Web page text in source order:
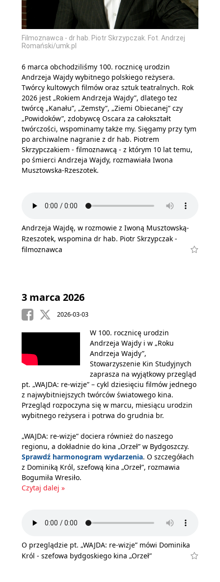
Filmoznawca - dr hab. Piotr Skrzypczak. Fot. Andrzej
Romański/umk.pl
6 marca obchodziliśmy 100. rocznicę urodzin
Andrzeja Wajdy wybitnego polskiego reżysera.
Twórcy kultowych filmów oraz sztuk teatralnych. Rok
2026 jest „Rokiem Andrzeja Wajdy”, dlatego tez
twórcę „Kanału”, „Zemsty”, „Ziemi Obiecanej” czy
„Powidoków”, zdobywcę Oscara za całokształt
twórczości, wspominamy także my. Sięgamy przy tym
po archiwalne nagranie z dr hab. Piotrem
Skrzypczakiem - filmoznawcą - z którym 10 lat temu,
po śmierci Andrzeja Wajdy, rozmawiała Iwona
Musztowska-Rzeszotek.
Andrzeja Wajdę, w rozmowie z Iwoną Musztowską-
Rzeszotek, wspomina dr hab. Piotr Skrzypczak -
filmoznawca
3 marca 2026
2026-03-03
W 100. rocznicę urodzin
Andrzeja Wajdy i w „Roku
Andrzeja Wajdy”,
Stowarzyszenie Kin Studyjnych
zaprasza na wyjątkowy przegląd
pt. „WAJDA: re-wizje” – cykl dziesięciu filmów jednego
z najwybitniejszych twórców światowego kina.
Przegląd rozpoczyna się w marcu, miesiącu urodzin
wybitnego reżysera i potrwa do grudnia br.
„WAJDA: re-wizje” dociera również do naszego
regionu, a dokładnie do kina „Orzeł” w Bydgoszczy.
Sprawdź harmonogram wydarzenia. O szczegółach
z Dominiką Król, szefową kina „Orzeł”, rozmawia
Bogumiła Wresiło.
Czytaj dalej »
O przeglądzie pt. „WAJDA: re-wizje” mówi Dominika
Król - szefowa bydgoskiego kina „Orzeł”